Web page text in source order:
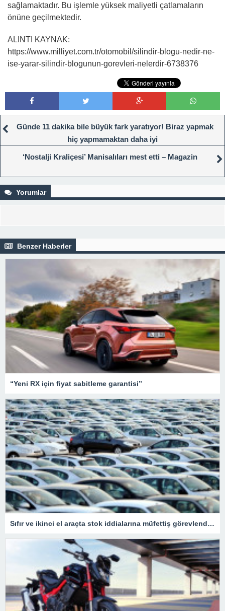
sağlamaktadır. Bu işlemle yüksek maliyetli çatlamaların
önüne geçilmektedir.
ALINTI KAYNAK:
https://www.milliyet.com.tr/otomobil/silindir-blogu-nedir-ne-
ise-yarar-silindir-blogunun-gorevleri-nelerdir-6738376
Günde 11 dakika bile büyük fark yaratıyor! Biraz yapmak
hiç yapmamaktan daha iyi
‘Nostalji Kraliçesi’ Manisalıları mest etti – Magazin
Yorumlar
Benzer Haberler
“Yeni RX için fiyat sabitleme garantisi”
Sıfır ve ikinci el araçta stok iddialarına müfettiş görevlendirildi